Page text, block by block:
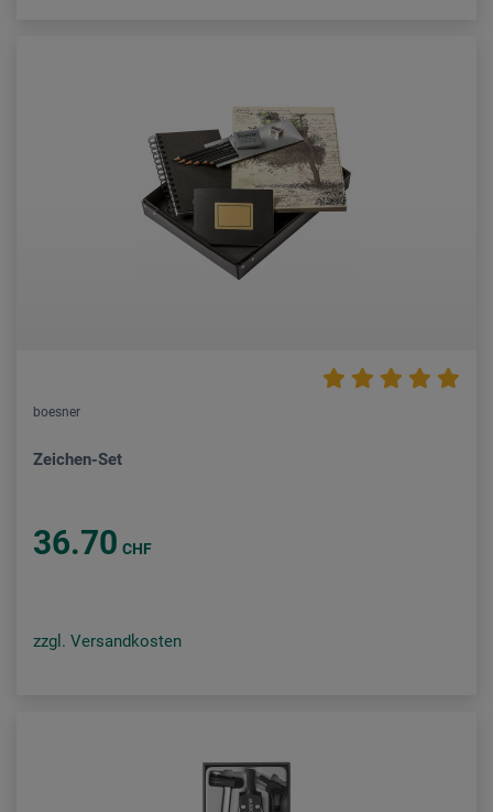
boesner
Zeichen-Set
36.70 CHF
zzgl. Versandkosten